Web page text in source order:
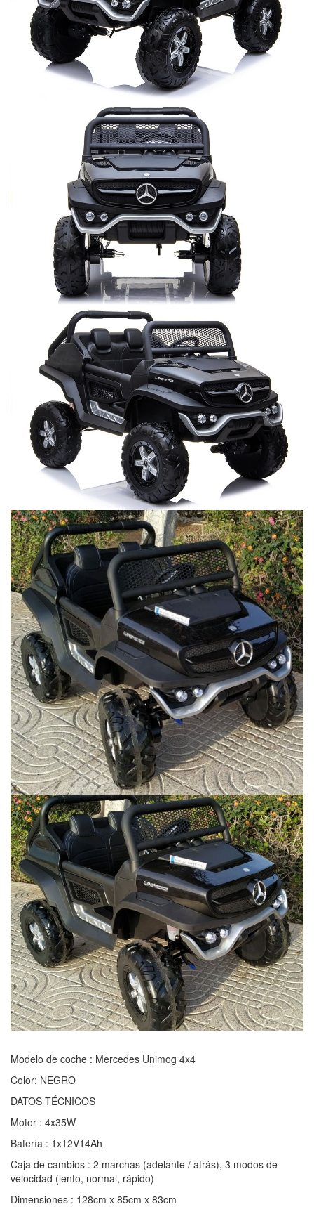
Modelo de coche : Mercedes Unimog 4x4
Color: NEGRO
DATOS TÉCNICOS
Motor : 4x35W
Batería : 1x12V14Ah
Caja de cambios : 2 marchas (adelante / atrás), 3 modos de
velocidad (lento, normal, rápido)
Dimensiones : 128cm x 85cm x 83cm